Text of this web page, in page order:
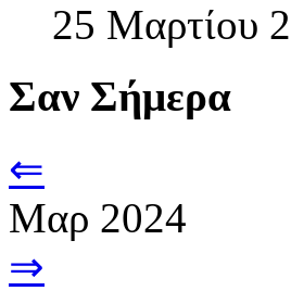
25 Μαρτίου
Σαν Σήμερα
⇐
Μαρ 2024
⇒